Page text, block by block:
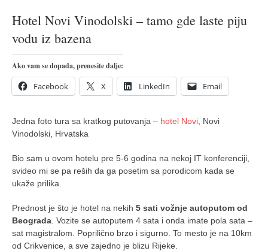
umesto tvitera
kalendar srpski
azbuki i knjige
Okinava karate
moje beleške
bubishi
karate
naihanchi
kushanku
Hotel Novi Vinodolski – tamo gde laste piju
vodu iz bazena
Ako vam se dopada, prenesite dalje:
Facebook X LinkedIn Email
Jedna foto tura sa kratkog putovanja – hotel Novi , Novi
Vinodolski, Hrvatska
Bio sam u ovom hotelu pre 5-6 godina na nekoj IT konferenciji,
svideo mi se pa reših da ga posetim sa porodicom kada se
ukaže prilika.
Prednost je što je hotel na nekih 5 sati vožnje autoputom od
Beograda . Vozite se autoputem 4 sata i onda imate pola sata –
sat magistralom. Poprilično brzo i sigurno. To mesto je na 10km
od Crikvenice, a sve zajedno je blizu Rijeke.